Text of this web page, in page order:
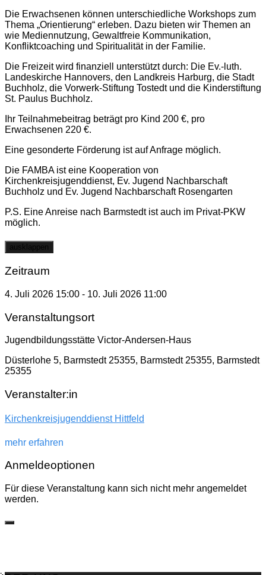
Die Erwachsenen können unterschiedliche Workshops zum
Thema „Orientierung“ erleben. Dazu bieten wir Themen an
wie Mediennutzung, Gewaltfreie Kommunikation,
Konfliktcoaching und Spiritualität in der Familie.
Die Freizeit wird finanziell unterstützt durch: Die Ev.-luth.
Landeskirche Hannovers, den Landkreis Harburg, die Stadt
Buchholz, die Vorwerk-Stiftung Tostedt und die Kinderstiftung
St. Paulus Buchholz.
Ihr Teilnahmebeitrag beträgt pro Kind 200 €, pro
Erwachsenen 220 €.
Eine gesonderte Förderung ist auf Anfrage möglich.
Die FAMBA ist eine Kooperation von
Kirchenkreisjugenddienst, Ev. Jugend Nachbarschaft
Buchholz und Ev. Jugend Nachbarschaft Rosengarten
P.S. Eine Anreise nach Barmstedt ist auch im Privat-PKW
möglich.
ausklappen
Zeitraum
4. Juli 2026 15:00 - 10. Juli 2026 11:00
Veranstaltungsort
Jugendbildungsstätte Victor-Andersen-Haus
Düsterlohe 5, Barmstedt 25355, Barmstedt 25355, Barmstedt
25355
Veranstalter:in
Kirchenkreisjugenddienst Hittfeld
mehr erfahren
Anmeldeoptionen
Für diese Veranstaltung kann sich nicht mehr angemeldet
werden.